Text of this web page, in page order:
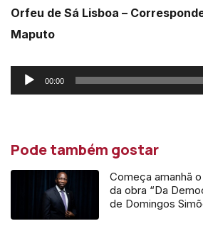
Orfeu de Sá Lisboa –
Maputo
Reprodutor
de
00:00
Pode também gostar
Começa amanhã
da obra “Da
de Domingos